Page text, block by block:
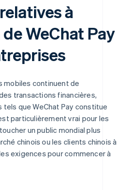
à
WeChat Pay
mobiles continuent de
transactions financières,
tels que WeChat Pay constitue
particulièrement vrai pour les
un public mondial plus
chinois ou les clients chinois à
exigences pour commencer à